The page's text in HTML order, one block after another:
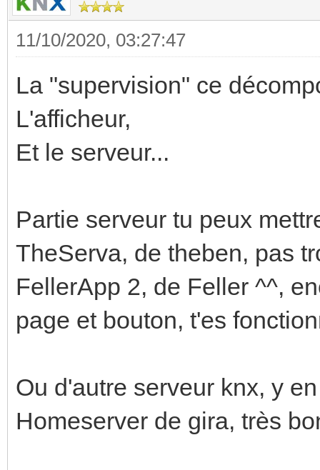
11/10/2020, 03:27:47
La "supervision" ce
L'afficheur,
Et le serveur...
Partie serveur tu peux
TheServa, de theben, pas
FellerApp 2, de Feller ^^,
page et bouton, t'es
Ou d'autre serveur knx, y
Homeserver de gira, très